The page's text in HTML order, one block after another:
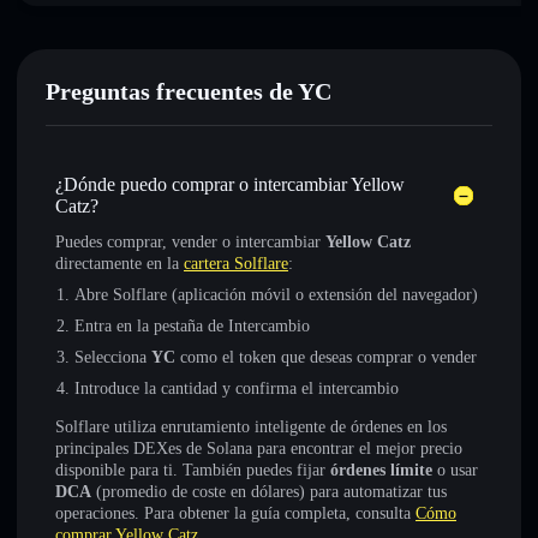
Preguntas frecuentes de YC
¿Dónde puedo comprar o intercambiar Yellow
Catz?
Puedes comprar, vender o intercambiar Yellow Catz
directamente en la cartera Solflare:
Abre Solflare (aplicación móvil o extensión del navegador)
Entra en la pestaña de Intercambio
Selecciona YC como el token que deseas comprar o vender
Introduce la cantidad y confirma el intercambio
Solflare utiliza enrutamiento inteligente de órdenes en los
principales DEXes de Solana para encontrar el mejor precio
disponible para ti. También puedes fijar órdenes límite o usar
DCA (promedio de coste en dólares) para automatizar tus
operaciones. Para obtener la guía completa, consulta Cómo